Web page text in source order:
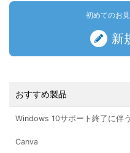
初めてのお
新
おすすめ製品
Windows 10サポート終了に伴
Canva